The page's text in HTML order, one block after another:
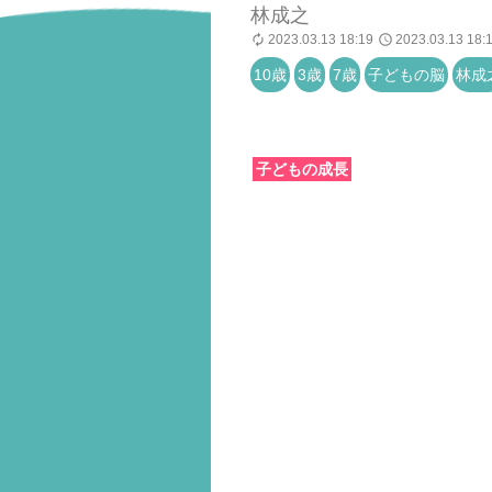
林成之
2023.03.13 18:19 2023.03.13
10歳 3歳 7歳 子どもの脳 林成
子どもの成長